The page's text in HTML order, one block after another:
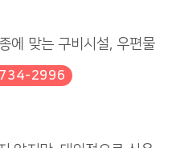
에 맞는 구비시설, 우편물
2996